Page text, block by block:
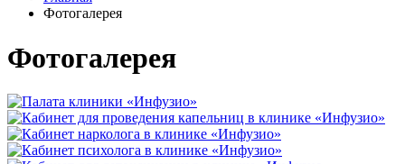
Фотогалерея
Фотогалерея